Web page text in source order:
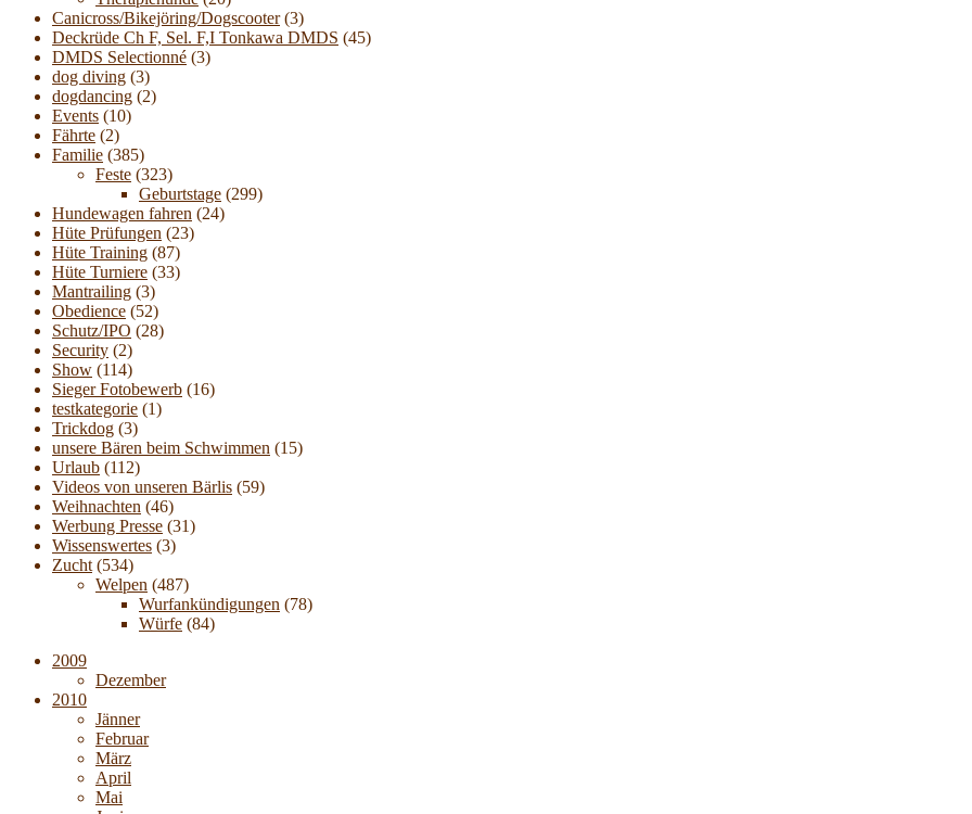
Canicross/Bikejöring/Dogscooter (3)
Deckrüde Ch F, Sel. F,I Tonkawa DMDS (45)
DMDS Selectionné (3)
dog diving (3)
dogdancing (2)
Events (10)
Fährte (2)
Familie (385)
Feste (323)
Geburtstage (299)
Hundewagen fahren (24)
Hüte Prüfungen (23)
Hüte Training (87)
Hüte Turniere (33)
Mantrailing (3)
Obedience (52)
Schutz/IPO (28)
Security (2)
Show (114)
Sieger Fotobewerb (16)
testkategorie (1)
Trickdog (3)
unsere Bären beim Schwimmen (15)
Urlaub (112)
Videos von unseren Bärlis (59)
Weihnachten (46)
Werbung Presse (31)
Wissenswertes (3)
Zucht (534)
Welpen (487)
Wurfankündigungen (78)
Würfe (84)
2009
Dezember
2010
Jänner
Februar
März
April
Mai